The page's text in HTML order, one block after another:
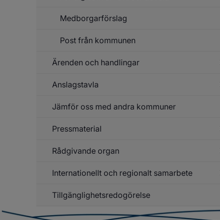
Medborgarförslag
Post från kommunen
Ärenden och handlingar
Anslagstavla
Jämför oss med andra kommuner
Pressmaterial
Rådgivande organ
Internationellt och regionalt samarbete
Tillgänglighetsredogörelse